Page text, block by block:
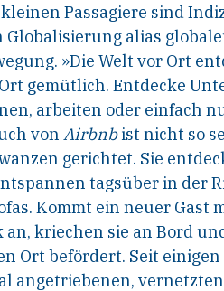
Passagiere sind
Globalisierung alias
»Die Welt vor Ort
gemütlich. Entdecke
arbeiten oder einfach
von Airbnbist nicht so
gerichtet. Sie
tagsüber in der
Kommt ein neuer Gast
an, kriechen sie an Bord
Ort befördert. Seit
angetriebenen,